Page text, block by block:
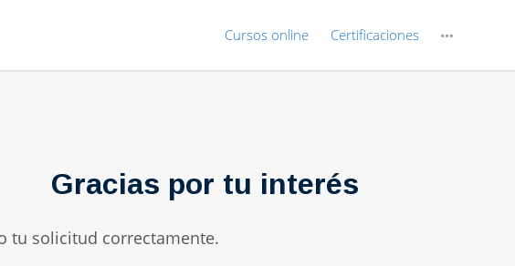
Cursos online Certificaciones
Gracias por tu interés
tu solicitud correctamente.